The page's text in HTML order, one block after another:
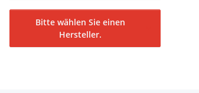
Bitte wählen Sie einen
Hersteller.